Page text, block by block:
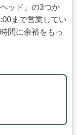
ッド」の3つか
まで営業してい
間に余裕をもっ